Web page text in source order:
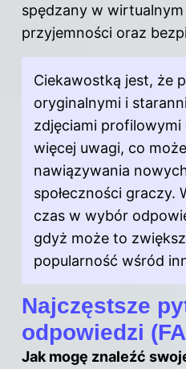
spędzany w wirtualnym
przyjemności oraz
Ciekawostką jest, że
oryginalnymi i
zdjęciami
więcej uwagi, co
nawiązywania
społeczności graczy.
czas w wybór
gdyż może to
popularność wśród
Najczęstsze
odpowiedzi
Jak mogę znaleźć